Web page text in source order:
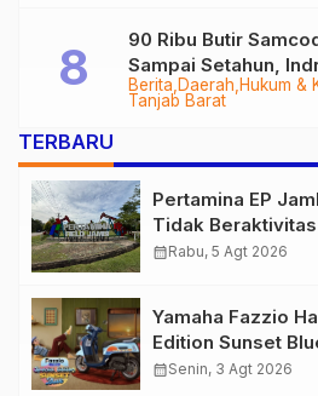
Berita Daerah Hukum &
Tanjab Barat
90 Ribu Butir
Sampai Setahun,
Audit Menyeluruh
TERBARU
Pertamina EP
Tidak
Migas Demi
calendar_monthRabu, 5 Agt 2026
Yamaha Fazzio
Edition Sunset
Retro Summer
calendar_monthSenin, 3 Agt 2026